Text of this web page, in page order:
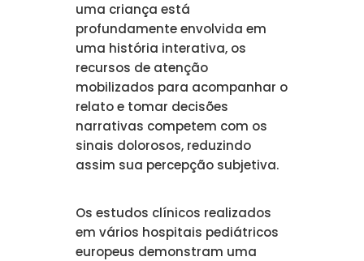
uma criança está
profundamente envolvida em
uma história interativa, os
recursos de atenção
mobilizados para acompanhar o
relato e tomar decisões
narrativas competem com os
sinais dolorosos, reduzindo
assim sua percepção subjetiva.
Os estudos clínicos realizados
em vários hospitais pediátricos
europeus demonstram uma